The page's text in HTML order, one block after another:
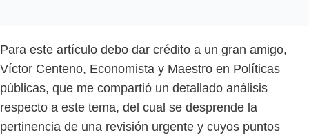
Para este artículo debo dar crédito a un gran amigo,
Víctor Centeno, Economista y Maestro en Políticas
públicas, que me compartió un detallado análisis
respecto a este tema, del cual se desprende la
pertinencia de una revisión urgente y cuyos puntos